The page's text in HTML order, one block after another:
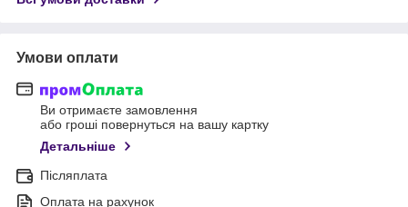
Умови оплати
Ви отримаєте замовлення
або гроші повернуться на вашу картку
Детальніше
Післяплата
Оплата на рахунок